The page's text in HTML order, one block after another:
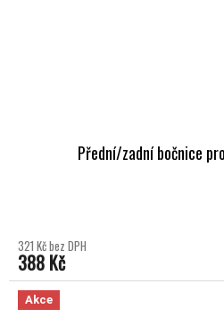
Přední/zadní bočnice
321 Kč bez DPH
388 Kč
Akce